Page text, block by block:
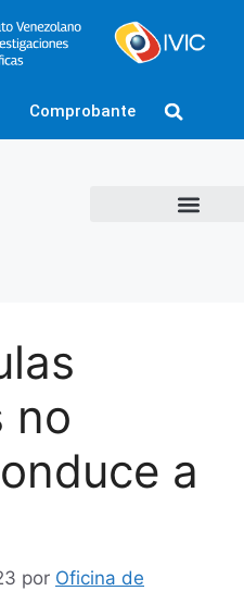
Comprobante
no
a
por Oficina de